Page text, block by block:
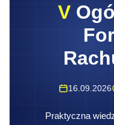
V
16.09.2026
Praktyczna